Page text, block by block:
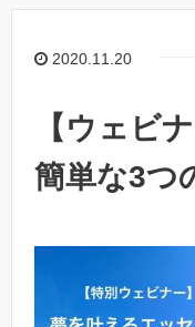
2020.11.20
【ウェビ
簡単な3つ